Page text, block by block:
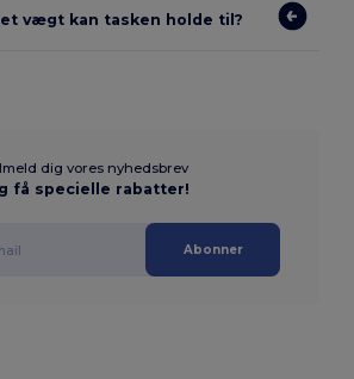
vægt kan tasken holde til?
dig vores nyhedsbrev
få specielle rabatter!
Abonner